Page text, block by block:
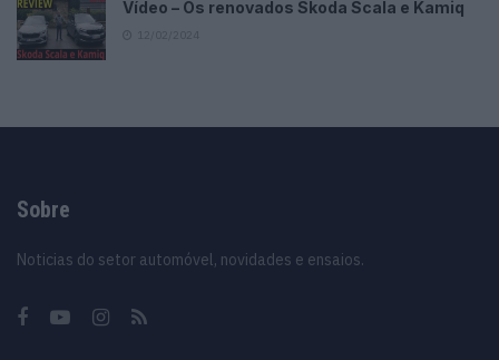
Vídeo – Os renovados Skoda Scala e Kamiq
Sobre
Noticias do setor automóvel, novidades e ensaios.